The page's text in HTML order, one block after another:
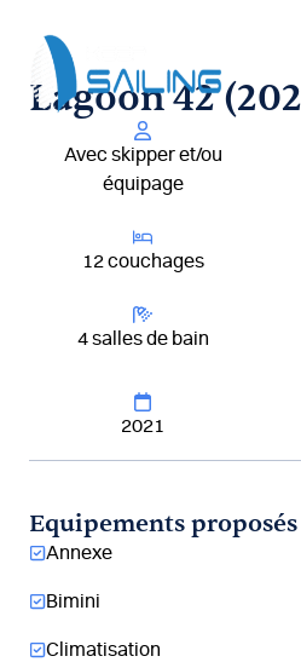
contenu
Lagoon 42
Avec skipper et/ou
équipage
12 couchages
4 salles de bain
2021
Equipements
Annexe
Bimini
Climatisation